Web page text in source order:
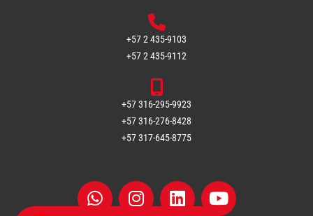
+57 2 435-9103
+57 2 435-9112
+57 316-295-9923
+57 316-276-8428
+57 317-645-8775
a
t
s
t
n
k
u
t